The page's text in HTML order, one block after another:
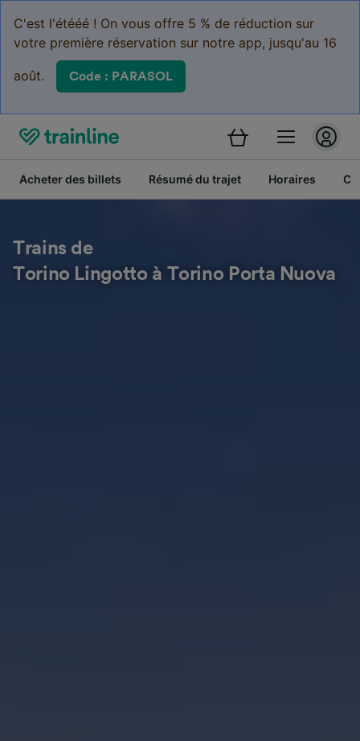
C'est l'étééé ! On vous offre 5 % de réduction sur
votre première réservation sur notre app, jusqu'au 16
août. Code : PARASOL
Acheter des billets Résumé du trajet Horaires
Trains de
Torino Lingotto à Torino Porta Nuova